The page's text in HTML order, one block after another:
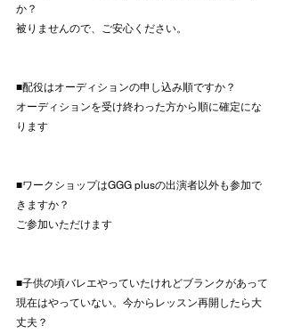
か？
被りませんので、ご安心ください。
■配役はオーディションの申し込み順ですか？
オーディションを受け終わった方から順に確定にな
ります
■ワークショップはGGG plusの出演者以外も参加で
きますか？
ご参加いただけます
■子供の頃バレエやっていたけれどブランクがあって
現在はやっていない。今からレッスン再開したら大
丈夫？